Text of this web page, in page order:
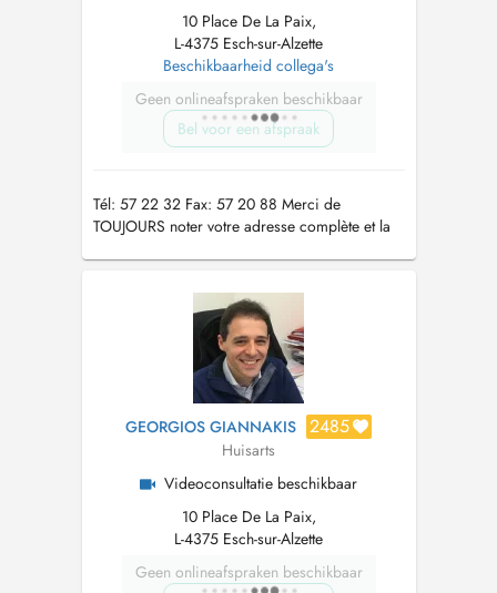
10 Place De La Paix,
L-4375 Esch-sur-Alzette
Beschikbaarheid collega's
Geen onlineafspraken beschikbaar
Bel voor een afspraak
Tél: 57 22 32 Fax: 57 20 88 Merci de
TOUJOURS noter votre adresse complète et la
GEORGIOS GIANNAKIS 2485
Huisarts
Videoconsultatie beschikbaar
10 Place De La Paix,
L-4375 Esch-sur-Alzette
Geen onlineafspraken beschikbaar